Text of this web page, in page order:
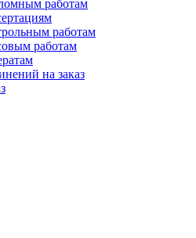
работам
работам
работам
на заказ